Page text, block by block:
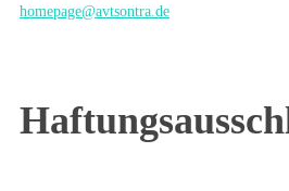
homepage@avtsontra.de